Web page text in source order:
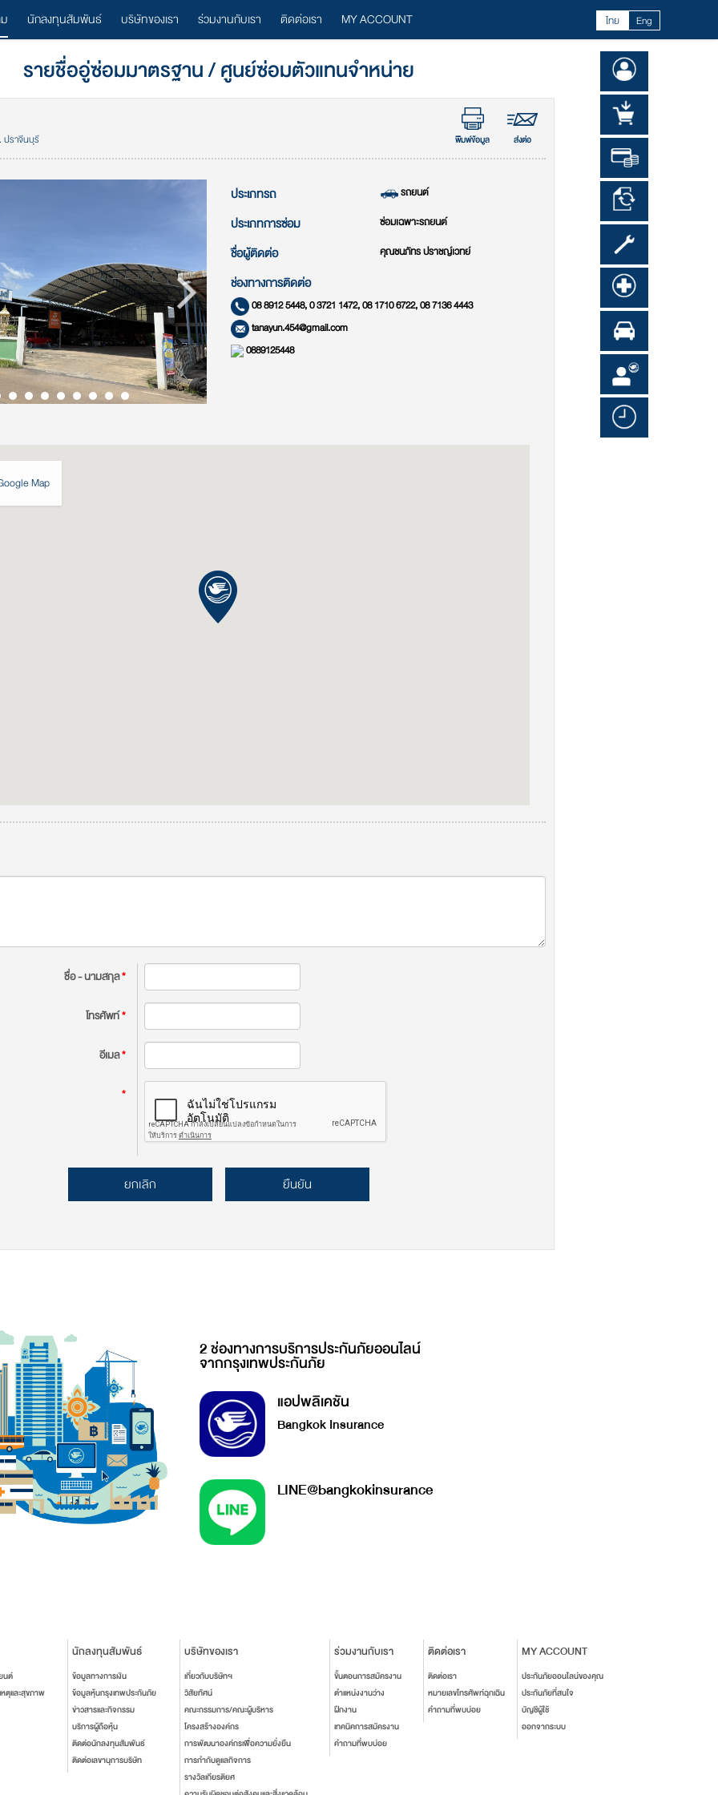
นักลงทุนสัมพันธ์ บริษัทของเรา ร่วมงานกับเรา ติดต่อเรา MY ACCOUNT ไทย Eng
รายชื่ออู่ซ่อมมาตรฐาน / ศูนย์ซ่อมตัวแทนจำหน่าย
ปราจีนบุรี พิมพ์ข้อมูล ส่งต่อ
ประเภทรถ รถยนต์
ประเภทการซ่อม ซ่อมเฉพาะรถยนต์
ชื่อผู้ติดต่อ คุณชนภัทร ปราชญ์เวทย์
ช่องทางการติดต่อ
08 8912 5448, 0 3721 1472, 08 1710 6722, 08 7136 4443
tanayun.454@gmail.com
0889125448
Map
ชื่อ - นามสกุล*
โทรศัพท์*
อีเมล*
*
ยกเลิก ยืนยัน
2 ช่องทางการบริการประกันภัยออนไลน์
จากกรุงเทพประกันภัย
แอปพลิเคชัน
Bangkok Insurance
LINE@bangkokinsurance
นต์
ตุและสุขภาพ
นักลงทุนสัมพันธ์
ข้อมูลทางการเงิน
ข้อมูลหุ้นกรุงเทพประกันภัย
ข่าวสารและกิจกรรม
บริการผู้ถือหุ้น
ติดต่อนักลงทุนสัมพันธ์
ติดต่อเลขานุการบริษัท
บริษัทของเรา
เกี่ยวกับบริษัทฯ
วิสัยทัศน์
คณะกรรมการ/คณะผู้บริหาร
โครงสร้างองค์กร
การพัฒนาองค์กรเพื่อความยั่งยืน
การกำกับดูแลกิจการ
รางวัลเกียรติยศ
ร่วมงานกับเรา
ขั้นตอนการสมัครงาน
ตำแหน่งงานว่าง
ฝึกงาน
เทคนิคการสมัครงาน
คำถามที่พบบ่อย
ติดต่อเรา
ติดต่อเรา
หมายเลขโทรศัพท์ฉุกเฉิน
คำถามที่พบบ่อย
MY ACCOUNT
ประกันภัยออนไลน์ของคุณ
ประกันภัยที่สนใจ
บัญชีผู้ใช้
ออกจากระบบ